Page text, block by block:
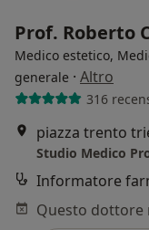
Prof. Roberto
Medico estetico,
generale · Altro
316
piazza trento
Studio Medico
Informatore